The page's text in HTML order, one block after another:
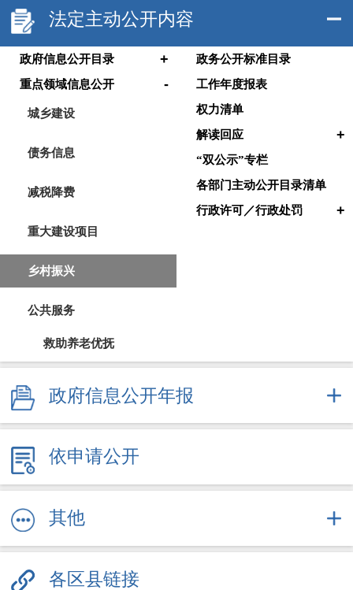
法定主动公开内容
政府信息公开目录 +
政务公开标准目录
重点领域信息公开
-
城乡建设
债务信息
减税降费
重大建设项目
乡村振兴
公共服务
救助养老优抚
医疗卫生（疫情防控）
文体旅游
其他服务信息
工作年度报表
权力清单
解读回应
+
“双公示”专栏
各部门主动公开目录清单
行政许可／行政处罚
+
政府信息公开年报
依申请公开
其他
各区县链接